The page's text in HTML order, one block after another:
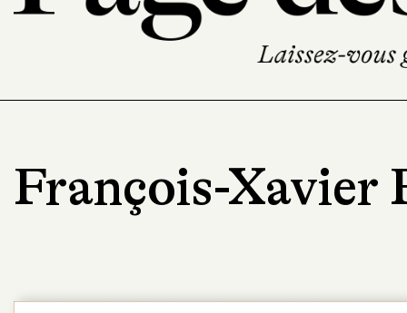
François-Xavier